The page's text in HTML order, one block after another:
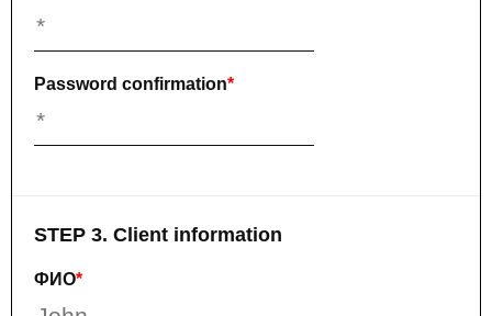
Password confirmation*
STEP 3. Client information
ФИО*